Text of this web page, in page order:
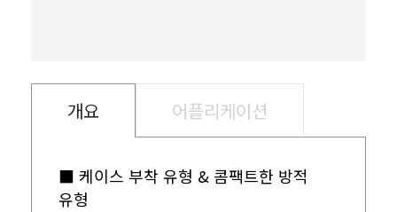
개요 어플리케이션
■ 케이스 부착 유형 & 콤팩트한 방적
유형